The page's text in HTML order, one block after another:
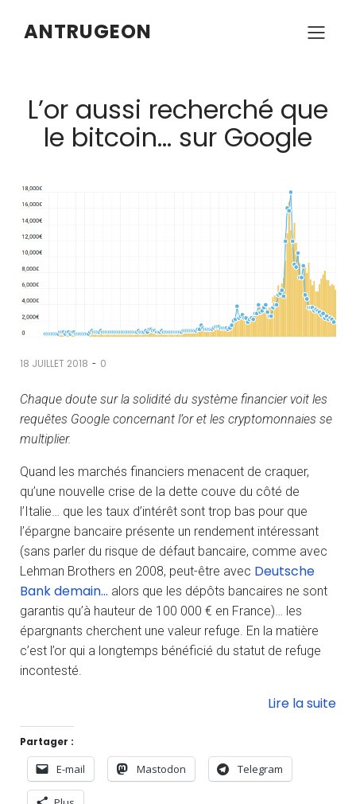
ANTRUGEON
L’or aussi recherché que
le bitcoin… sur Google
18 JUILLET 2018 - 0
Chaque doute sur la solidité du système financier voit les
requêtes Google concernant l’or et les cryptomonnaies se
multiplier.
Quand les marchés financiers menacent de craquer,
qu’une nouvelle crise de la dette couve du côté de
l’Italie… que les taux d’intérêt sont trop bas pour que
l’épargne bancaire présente un rendement intéressant
(sans parler du risque de défaut bancaire, comme avec
Lehman Brothers en 2008, peut-être avec Deutsche
Bank demain… alors que les dépôts bancaires ne sont
garantis qu’à hauteur de 100 000 € en France)… les
épargnants cherchent une valeur refuge. En la matière
c’est l’or qui a longtemps bénéficié du statut de refuge
incontesté.
Lire la suite
Partager :
E-mail Mastodon Telegram